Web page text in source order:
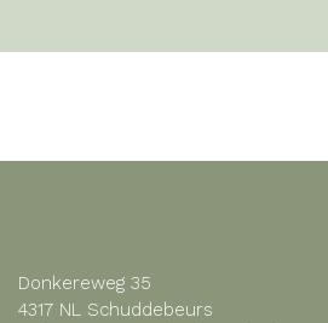
Donkereweg 35
4317 NL Schuddebeurs